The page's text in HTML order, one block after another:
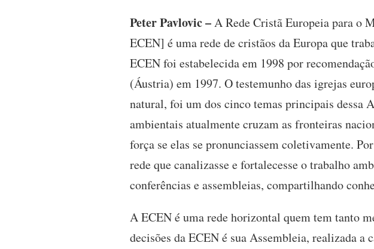
Peter Pavlovic –A Rede Cristã Europeia para o
ECEN] é uma rede de cristãos da Europa que
ECEN foi estabelecida em 1998 por
(Áustria) em 1997. O testemunho das igrejas
natural, foi um dos cinco temas principais dessa
ambientais atualmente cruzam as fronteiras
força se elas se pronunciassem coletivamente.
rede que canalizasse e fortalecesse o trabalho
conferências e assembleias, compartilhando
A ECEN é uma rede horizontal quem tem tanto
decisões da ECEN é sua Assembleia, realizada